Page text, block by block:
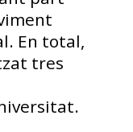
En total,
tres